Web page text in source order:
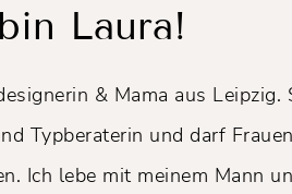
Laura!
& Mama aus
Typberaterin und darf
Ich lebe mit meinem Mann